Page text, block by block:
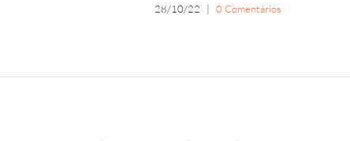
28/10/22 | 0 Comentários